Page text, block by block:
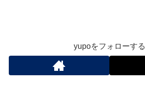
yupoをフォローする